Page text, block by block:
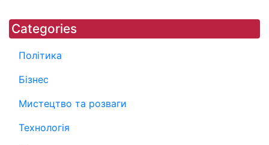
Categories
Політика
Бізнес
Мистецтво та розваги
Технологія